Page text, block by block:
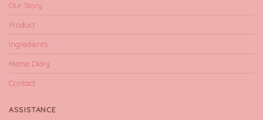
Our Story
Product
Ingredients
Mama Diary
Contact
ASSISTANCE